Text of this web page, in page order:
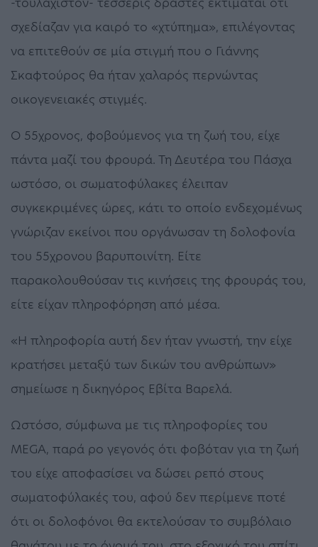
σχεδίαζαν για καιρό το «χτύπημα», επιλέγοντας
να επιτεθούν σε μία στιγμή που ο Γιάννης
Σκαφτούρος θα ήταν χαλαρός περνώντας
οικογενειακές στιγμές.
Ο 55χρονος, φοβούμενος για τη ζωή του, είχε
πάντα μαζί του φρουρά. Τη Δευτέρα του Πάσχα
ωστόσο, οι σωματοφύλακες έλειπαν
συγκεκριμένες ώρες, κάτι το οποίο ενδεχομένως
γνώριζαν εκείνοι που οργάνωσαν τη δολοφονία
του 55χρονου βαρυποινίτη. Είτε
παρακολουθούσαν τις κινήσεις της φρουράς του,
είτε είχαν πληροφόρηση από μέσα.
«Η πληροφορία αυτή δεν ήταν γνωστή, την είχε
κρατήσει μεταξύ των δικών του ανθρώπων»
σημείωσε η δικηγόρος Εβίτα Βαρελά.
Ωστόσο, σύμφωνα με τις πληροφορίες του
MEGA, παρά ρο γεγονός ότι φοβόταν για τη ζωή
του είχε αποφασίσει να δώσει ρεπό στους
σωματοφύλακές του, αφού δεν περίμενε ποτέ
ότι οι δολοφόνοι θα εκτελούσαν το συμβόλαιο